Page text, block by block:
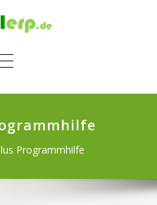
NAVIGATION
Programmhilfe